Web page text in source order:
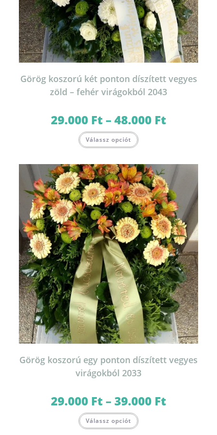
Görög koszorú két ponton díszített vegyes
zöld – fehér virágokból 2043
29.000 Ft–48.000 Ft29.000 Ft
Válassz opciót a
van.
A
változatok
a
termékoldalon
választhatók
ki
Görög koszorú egy ponton díszített vegyes
virágokból 2033
29.000 Ft–39.000 Ft29.000 Ft
Válassz opciót a